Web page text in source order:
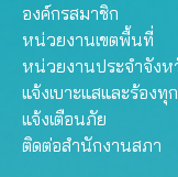
องค์กรสมาชิก
หน่วยงานเขตพื้นที่
หน่วยงานประจำจังห
แจ้งเบาะแสและร้องทุ
แจ้งเตือนภัย
ติดต่อสำนักงานสภา